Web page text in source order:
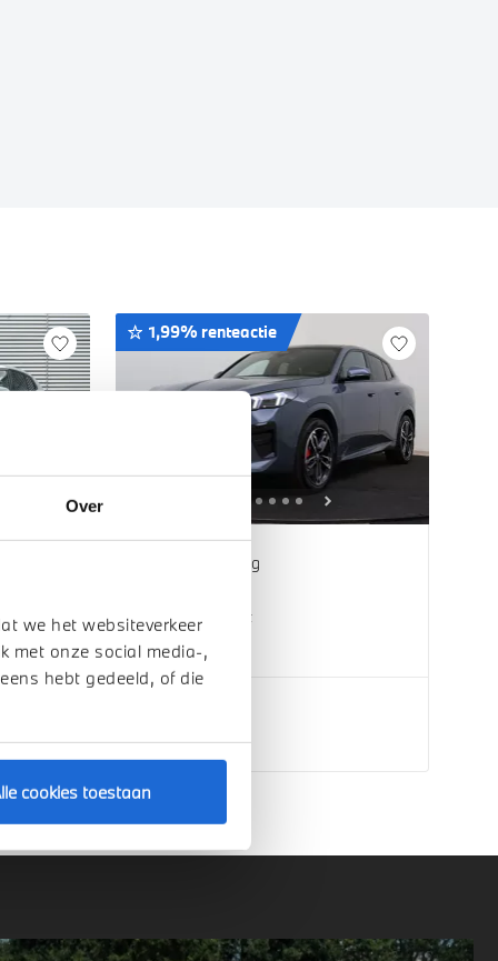
Over
we het websiteverkeer
met onze social media-,
hebt gedeeld, of die
cookies toestaan
1,99% renteactie
Waardenburg
eDrive20 M Sport
20261 km
Bekijk details